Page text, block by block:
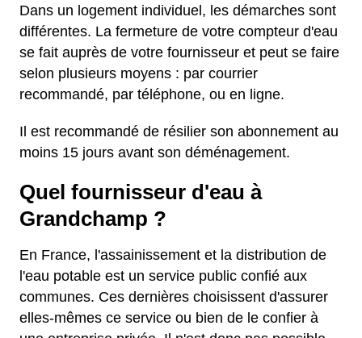
Dans un logement individuel, les démarches sont
différentes. La fermeture de votre compteur d'eau
se fait auprès de votre fournisseur et peut se faire
selon plusieurs moyens : par courrier
recommandé, par téléphone, ou en ligne.
Il est recommandé de résilier son abonnement au
moins 15 jours avant son déménagement.
Quel fournisseur d'eau à
Grandchamp ?
En France, l'assainissement et la distribution de
l'eau potable est un service public confié aux
communes. Ces dernières choisissent d'assurer
elles-mêmes ce service ou bien de le confier à